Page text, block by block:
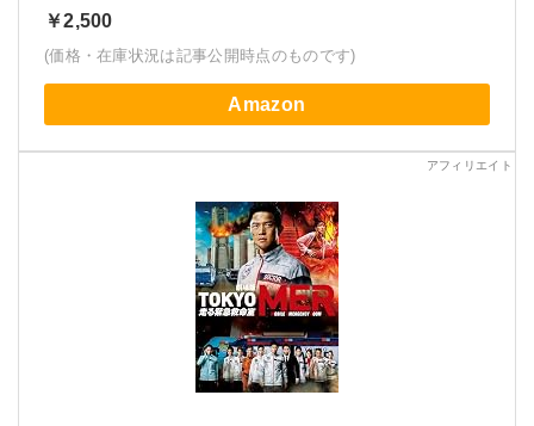
￥2,500
(価格・在庫状況は記事公開時点のものです)
Amazon